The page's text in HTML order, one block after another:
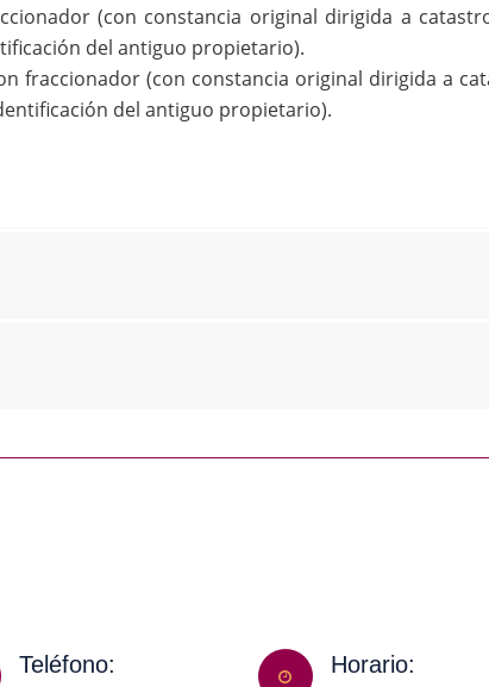
(con constancia original dirigida a
del antiguo propietario).
fraccionador (con constancia original dirigida a
del antiguo propietario).
Teléfono: Horario: